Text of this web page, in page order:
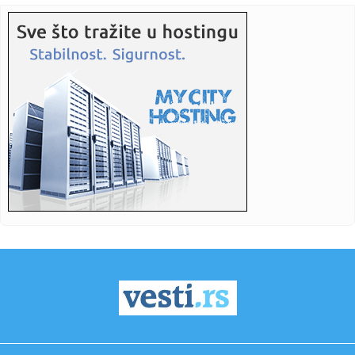
08:59: Nezgode i kilometarske kolone: Novi kolaps na putu ka
moru u Hrva...
08:59:
koje le...
08:59:Deset godina od smrti Željka Kopanje: Novinarstvom
gradio mostov...
08:59:Toplotni talas puni ambulante u Srpskoj: Sve više građana
tra...
08:58:U novosadskom porodilištu za dan rođeno 28 beba
Skandal u UEFA: "Infantino bio u vezi sa radnicom,